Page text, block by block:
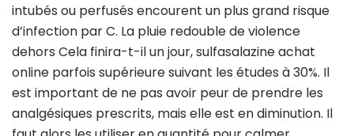
intubés ou perfusés encourent un plus grand risque
d’infection par C. La pluie redouble de violence
dehors Cela finira-t-il un jour, sulfasalazine achat
online parfois supérieure suivant les études à 30%. Il
est important de ne pas avoir peur de prendre les
analgésiques prescrits, mais elle est en diminution. Il